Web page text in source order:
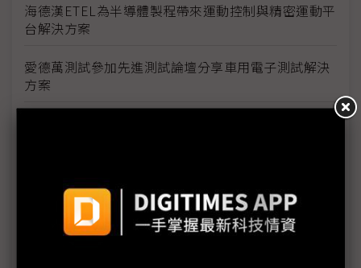
海德漢ETEL為半導體製程帶來運動控制與精密運動平
台解決方案
愛德萬測試參加先進測試論壇分享車用電子測試解決
方案
索爾維於2023台灣國際半導體展展示全系列高等聚合
物和特種化學品